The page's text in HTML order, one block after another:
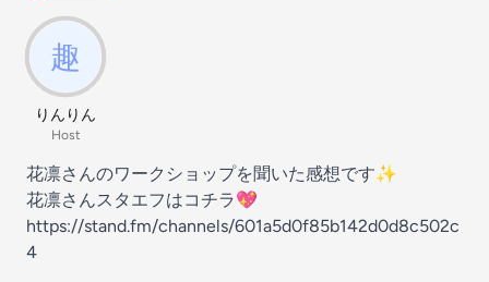
りんりん
Host
花凛さんのワークショップを聞いた感想です✨
花凛さんスタエフはコチラ💖
https://stand.fm/channels/601a5d0f85b142d0d8c502c
4